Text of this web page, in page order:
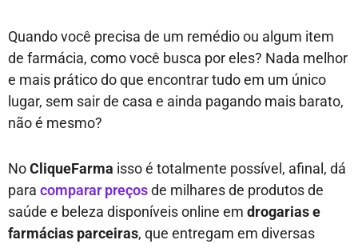
Quando você precisa de um remédio ou algum item
de farmácia, como você busca por eles? Nada melhor
e mais prático do que encontrar tudo em um único
lugar, sem sair de casa e ainda pagando mais barato,
não é mesmo?
NoCliqueFarma isso é totalmente possível, afinal, dá
para comparar preçosde milhares de produtos de
saúde e beleza disponíveis online em drogarias e
farmácias parceiras, que entregam em diversas